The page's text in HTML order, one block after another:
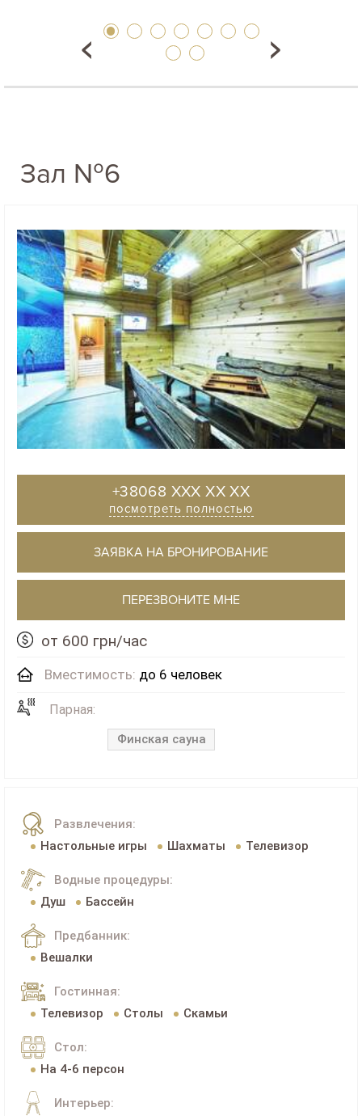
Зал №6
+38068 XXX XX XX
посмотреть полностью
ЗАЯВКА НА БРОНИРОВАНИЕ
ПЕРЕЗВОНИТЕ МНЕ
от 600 грн/час
Вместимость: до 6 человек
Парная:
Финская сауна
Развлечения:
Настольные игры
Шахматы Телевизор
Водные процедуры:
Душ
Бассейн
Предбанник:
Вешалки
Гостинная:
Телевизор
Столы Скамьи
Стол:
На 4-6 персон
Интерьер: